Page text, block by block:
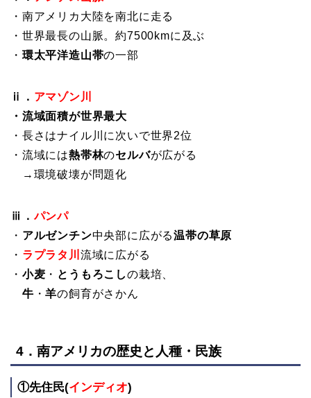
・南アメリカ大陸を南北に走る
・世界最長の山脈。約7500kmに及ぶ
・ 環太平洋造山帯の一部
ⅱ． アマゾン川
・流域面積が世界最大
・長さはナイル川に次いで世界2位
・流域には熱帯林のセルバが広がる
→環境破壊が問題化
ⅲ．パンパ
・ アルゼンチン中央部に広がる温帯の草原
・ ラプラタ川 流域に広がる
・ 小麦 ・ とうもろこしの栽培、
牛 ・羊の飼育がさかん
4．南アメリカの歴史と人種・民族
①先住民(インディオ)